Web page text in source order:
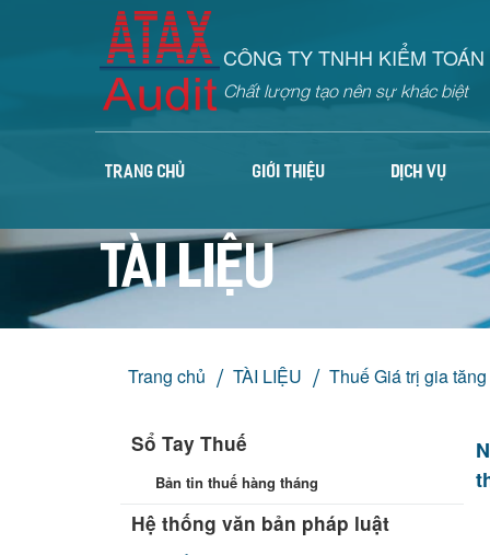
CÔNG TY TNHH KIỂM
Chất lượng tạo nên sự khác biệt
TRANG CHỦ GIỚI THIỆU DỊCH VỤ
TÀI LIỆU
Trang chủ TÀI LIỆU Thuế Giá trị gia tăng
Sổ Tay Thuế
Bản tin thuế hàng tháng
Hệ thống văn bản pháp luật